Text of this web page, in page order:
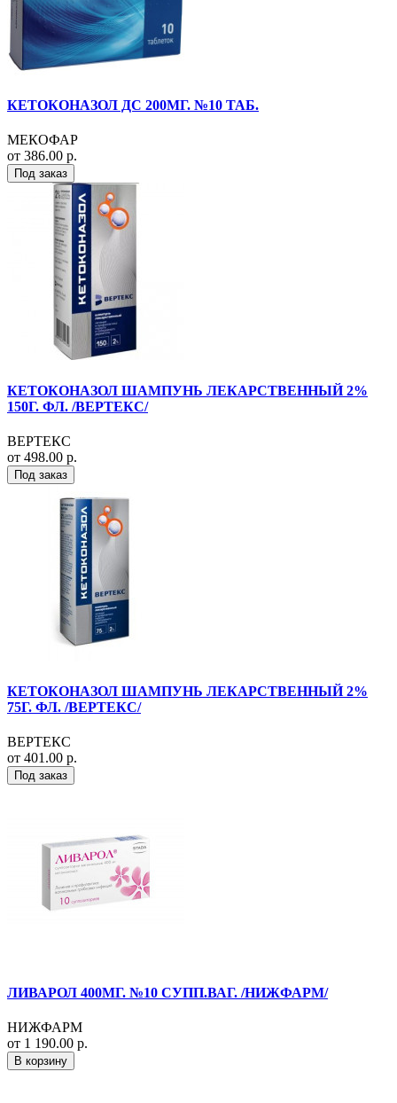
КЕТОКОНАЗОЛ ДС 200МГ. №10 ТАБ.
МЕКОФАР
от 386.00 р.
Под заказ
КЕТОКОНАЗОЛ ШАМПУНЬ ЛЕКАРСТВЕННЫЙ 2%
150Г. ФЛ. /ВЕРТЕКС/
ВЕРТЕКС
от 498.00 р.
Под заказ
КЕТОКОНАЗОЛ ШАМПУНЬ ЛЕКАРСТВЕННЫЙ 2%
75Г. ФЛ. /ВЕРТЕКС/
ВЕРТЕКС
от 401.00 р.
Под заказ
ЛИВАРОЛ 400МГ. №10 СУПП.ВАГ. /НИЖФАРМ/
НИЖФАРМ
от 1 190.00 р.
В корзину